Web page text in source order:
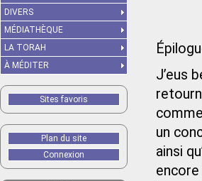
J’eus
un
ainsi
encore
DIVERS
MÉDIATHÈQUE
LA TORAH
À MÉDITER
Sites favoris
Plan du site
Connexion